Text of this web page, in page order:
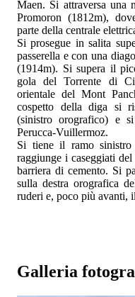
Maen. Si attraversa una
Promoron (1812m),
parte della centrale
Si prosegue in salita
passerella e con una
(1914m). Si supera il
gola del Torrente di
orientale del Mont
cospetto della diga si
(sinistro orografico) e
Perucca-Vuillermoz.
Si tiene il ramo
raggiunge i caseggiati
barriera di cemento. Si
sulla destra orografica
ruderi e, poco più avanti,
Galleria